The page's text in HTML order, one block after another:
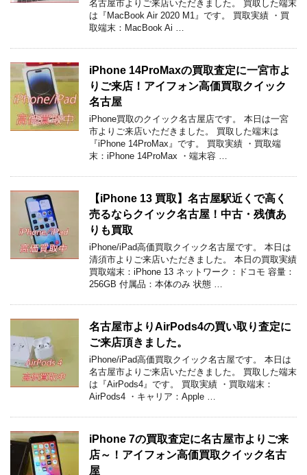
名古屋市よりご来店いただきました。 買取した端末
は『MacBook Air 2020 M1』です。 買取実績 ・買
取端末：MacBook Ai …
iPhone 14ProMaxの買取査定に一宮市よ
りご来店！アイフォン高価買取クイック
名古屋
iPhone買取のクイック名古屋店です。 本日は一宮
市よりご来店いただきました。 買取した端末は
『iPhone 14ProMax』です。 買取実績 ・買取端
末：iPhone 14ProMax ・端末容 …
【iPhone 13 買取】名古屋駅近くで高く
売るならクイック名古屋！中古・残債あ
りも買取
iPhone/iPad高価買取クイック名古屋です。 本日は
清須市よりご来店いただきました。 本日の買取実績
買取端末：iPhone 13 ネットワーク：ドコモ 容量：
256GB 付属品：本体のみ 状態 …
名古屋市よりAirPods4の買い取り査定に
ご来店頂きました。
iPhone/iPad高価買取クイック名古屋です。 本日は
名古屋市よりご来店いただきました。 買取した端末
は『AirPods4』です。 買取実績 ・買取端末：
AirPods4 ・キャリア：Apple …
iPhone 7の買取査定に名古屋市よりご来
店～！アイフォン高価買取クイック名古
屋